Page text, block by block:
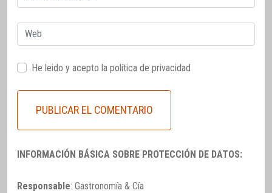
electrónico
Web
He leido y acepto la política de privacidad
INFORMACIÓN BÁSICA SOBRE PROTECCIÓN DE DATOS:
Responsable: Gastronomía & Cía